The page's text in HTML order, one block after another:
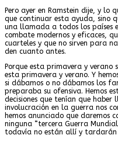
Pero ayer en Ramstein dije, y lo
que continuar esta ayuda, sino
una llamada a todos los países
combate modernos y eficaces,
cuarteles y que no sirven para
den cuanto antes.
Porque esta primavera y verano
esta primavera y verano. Y
si dábamos o no dábamos los
preparaba su ofensiva. Hemos
decisiones que tenían que haber
involucración en la guerra nos
hemos anunciado que daremos
ninguna “tercera Guerra
todavía no están allí y tardarán